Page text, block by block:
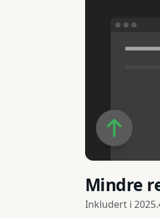
Mindre
Inkludert i